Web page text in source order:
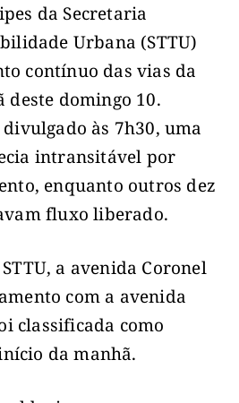
da Secretaria
Urbana (STTU)
contínuo das vias da
deste domingo 10.
às 7h30, uma
intransitável por
enquanto outros dez
fluxo liberado.
a avenida Coronel
com a avenida
classificada como
da manhã.